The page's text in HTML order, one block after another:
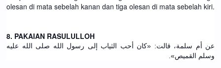
olesan di mata sebelah kanan dan tiga olesan di mata sebelah kiri.
8. PAKAIAN RASULULLOH
عن أم سلمة، قالت: «كان أحب الثياب إلى رسول الله صلى الله عليه
وسلم القميص».